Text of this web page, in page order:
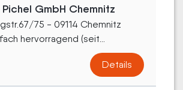
GmbH Chemnitz
75 - 09114 Chemnitz
hervorragend (seit...
Details